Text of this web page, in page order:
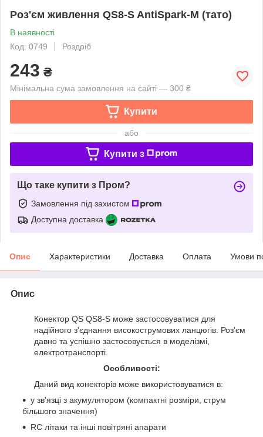
Роз'єм живлення QS8-S AntiSpark-M (тато)
В наявності
Код: 0749
Роздріб
243 ₴
Мінімальна сума замовлення на сайті — 300 ₴
Купити
або
Купити з
Що таке купити з Пром?
Замовлення під захистом
Доступна доставка
Опис Характеристики Доставка Оплата Умови
Опис
Конектор QS QS8-S може застосовуватися для
надійного з'єднання високострумових ланцюгів. Роз'єм
давно та успішно застосовується в моделізмі,
електротранспорті.
Особливості:
Даний вид конекторів може використовуватися в:
у зв'язці з акумулятором (компактні розміри, струм
більшого значення)
RC літаки та інші повітряні апарати